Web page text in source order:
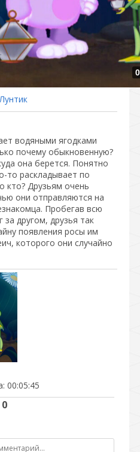
Лунтик
водяными ягодками
почему обыкновенную?
она берется. Понятно
то раскладывает по
кто? Друзьям очень
они отправляются на
Пробегав всю
за другом, друзья так
появления росы им
которого они случайно
: 00:05:45
0